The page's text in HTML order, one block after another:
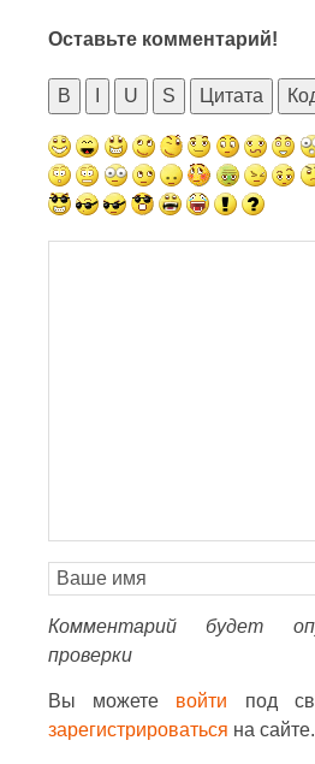
Оставьте комментарий!
B U S Цитата
Комментарий будет
проверки
Вы можете войти под
зарегистрироваться на сайте.